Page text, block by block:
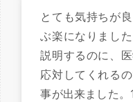
とても気持ちが
ぶ楽になりまし
説明するのに、
応対してくれる
事が出来ました